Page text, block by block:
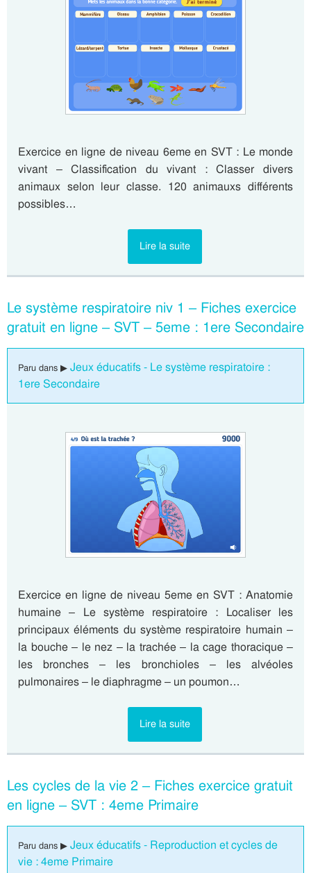
Exercice en ligne de niveau 6eme en SVT : Le monde
vivant – Classification du vivant : Classer divers
animaux selon leur classe. 120 animauxs différents
possibles…
Lire la suite
Le système respiratoire niv 1 – Fiches exercice
gratuit en ligne – SVT – 5eme : 1ere Secondaire
Paru dans ▶ Jeux éducatifs - Le système respiratoire :
1ere Secondaire
Exercice en ligne de niveau 5eme en SVT : Anatomie
humaine – Le système respiratoire : Localiser les
principaux éléments du système respiratoire humain –
la bouche – le nez – la trachée – la cage thoracique –
les bronches – les bronchioles – les alvéoles
pulmonaires – le diaphragme – un poumon…
Lire la suite
Les cycles de la vie 2 – Fiches exercice gratuit
en ligne – SVT : 4eme Primaire
Paru dans ▶ Jeux éducatifs - Reproduction et cycles de
vie : 4eme Primaire